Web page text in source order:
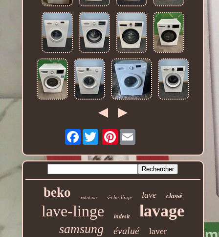
Facebook Pinterest
beko rotation sèche-linge lave classé
lave-linge indesit lavage
samsung évalué laver